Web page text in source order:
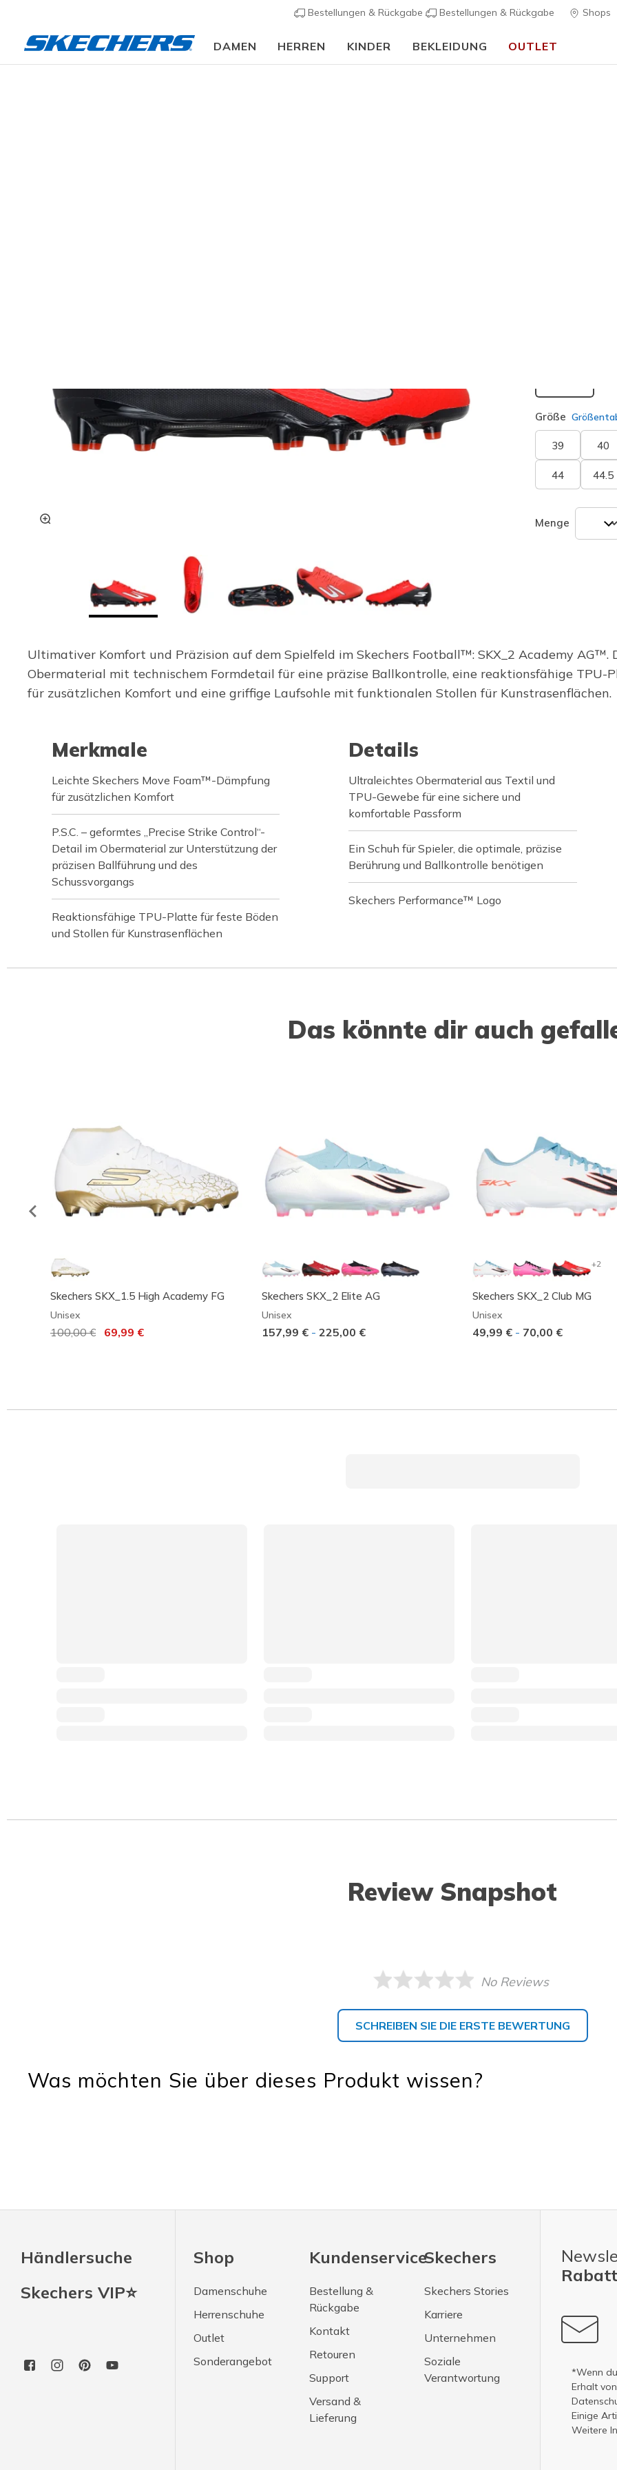
Bestellungen & Rückgabe Bestellungen & Rückgabe Shops
DAMEN HERREN KINDER BEKLEIDUNG OUTLET
Größe
39 40
44 44.5
Menge
Ultimativer Komfort und Präzision auf dem Spielfeld im Skechers Football™: SKX_2 Academy
Obermaterial mit technischem Formdetail für eine präzise Ballkontrolle, eine reaktionsfähige TPU-
für zusätzlichen Komfort und eine griffige Laufsohle mit funktionalen Stollen für Kunstrasenflächen.
Merkmale
Leichte Skechers Move Foam™-Dämpfung
für zusätzlichen Komfort
P.S.C. – geformtes „Precise Strike Control“-
Detail im Obermaterial zur Unterstützung der
präzisen Ballführung und des
Schussvorgangs
Reaktionsfähige TPU-Platte für feste Böden
und Stollen für Kunstrasenflächen
Details
Ultraleichtes Obermaterial aus Textil und
TPU-Gewebe für eine sichere und
komfortable Passform
Ein Schuh für Spieler, die optimale, präzise
Berührung und Ballkontrolle benötigen
Skechers Performance™ Logo
Das könnte dir auch
Skechers SKX_1.5 High Academy FG
Unisex
Reduziert von
100,00 € auf
69,99 €
Skechers SKX_2 Elite AG
Unisex
157,99 € - 225,00 €
+2
Skechers SKX_2 Club MG
Unisex
49,99 € - 70,00 €
Review Snapshot
No Reviews
SCHREIBEN SIE DIE ERSTE BEWERTUNG
Was möchten Sie über dieses Produkt wissen?
Händlersuche
Skechers VIP⭐
Shop
Damenschuhe
Herrenschuhe
Outlet
Sonderangebot
Kundenservice
Bestellung &
Rückgabe
Kontakt
Retouren
Support
Versand &
Lieferung
Skechers
Skechers Stories
Karriere
Unternehmen
Soziale
Verantwortung
*Wenn
Erhalt
Einige
Weitere